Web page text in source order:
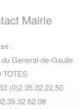
Mairie
:
General-de-Gaulle
TOTES
(0)2.35.32.22.50